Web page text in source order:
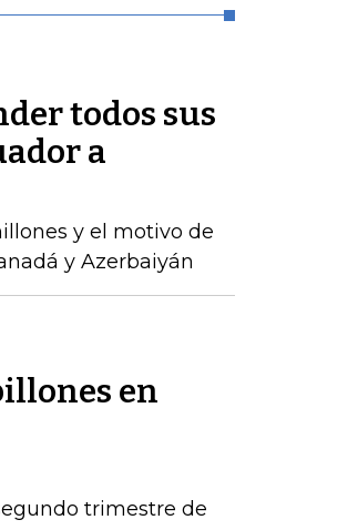
todos sus
a
y el motivo de
y Azerbaiyán
en
trimestre de